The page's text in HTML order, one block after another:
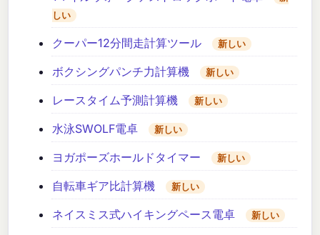
しい
クーパー12分間走計算ツール 新しい
ボクシングパンチ力計算機 新しい
レースタイム予測計算機 新しい
水泳SWOLF電卓 新しい
ヨガポーズホールドタイマー 新しい
自転車ギア比計算機 新しい
ネイスミス式ハイキングペース電卓 新しい